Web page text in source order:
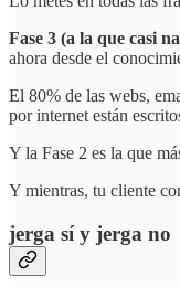
Fase 3 (a la que casi
ahora desde el
El 80% de las webs,
por internet están
Y la Fase 2 es la que
Y mientras, tu cliente
jerga sí y jerga no